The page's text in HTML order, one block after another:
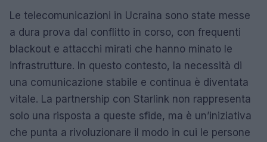
Le telecomunicazioni in Ucraina sono state messe
a dura prova dal conflitto in corso, con frequenti
blackout e attacchi mirati che hanno minato le
infrastrutture. In questo contesto, la necessità di
una comunicazione stabile e continua è diventata
vitale. La partnership con Starlink non rappresenta
solo una risposta a queste sfide, ma è un’iniziativa
che punta a rivoluzionare il modo in cui le persone